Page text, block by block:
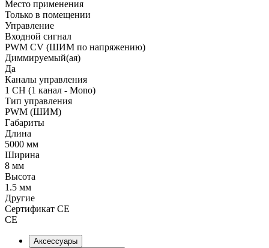
Место применения
Только в помещении
Управление
Входной сигнал
PWM СV (ШИМ по напряжению)
Диммируемый(ая)
Да
Каналы управления
1 CH (1 канал - Mono)
Тип управления
PWM (ШИМ)
Габариты
Длина
5000 мм
Ширина
8 мм
Высота
1.5 мм
Другие
Сертификат CE
CE
Аксессуары